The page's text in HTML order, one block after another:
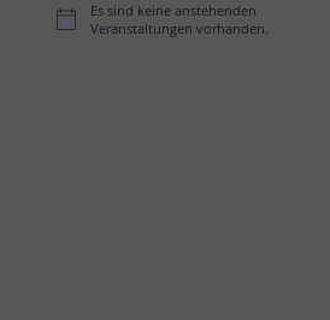
Hinweis
Es sind keine anstehenden
Veranstaltungen vorhanden.